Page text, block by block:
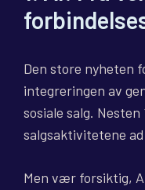
Den store nyheten
integreringen av
sosiale salg.
salgsaktivitetene
Men vær forsiktig,